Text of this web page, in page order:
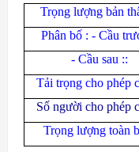
Trọng lượng bản
Phân bố : - Cầu
- Cầu sau ::
Tải trọng cho phép
Số người cho phép
Trọng lượng toàn